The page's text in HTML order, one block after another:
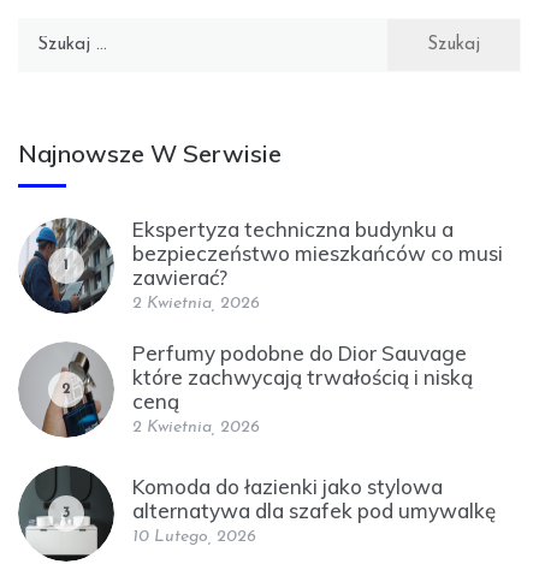
Szukaj:
Najnowsze W Serwisie
1
Ekspertyza techniczna budynku a
bezpieczeństwo mieszkańców co musi
zawierać?
2 Kwietnia, 2026
2
Perfumy podobne do Dior Sauvage
które zachwycają trwałością i niską
ceną
2 Kwietnia, 2026
3
Komoda do łazienki jako stylowa
alternatywa dla szafek pod umywalkę
10 Lutego, 2026